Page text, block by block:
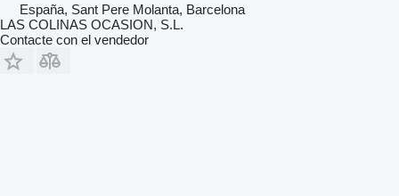
España, Sant Pere Molanta, Barcelona
LAS COLINAS OCASION, S.L.
Contacte con el vendedor